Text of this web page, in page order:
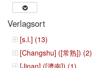
Verlagsort
[s.l.] (13)
[Changshu] ([常熟]) (2)